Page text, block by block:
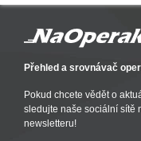
Přehled a srovnávač
Pokud chcete vědět o
sledujte naše sociální sítě
newsletteru!